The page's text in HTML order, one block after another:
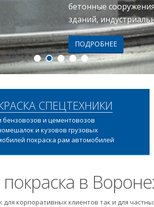
бетонные
зданий,
ПОДРОБНЕЕ
СПЕЦТЕХНИКИ
бензовозов и цементовозов
и кузовов грузовых
покраска рам автомобилей
в
корпоративных клиентов так и для